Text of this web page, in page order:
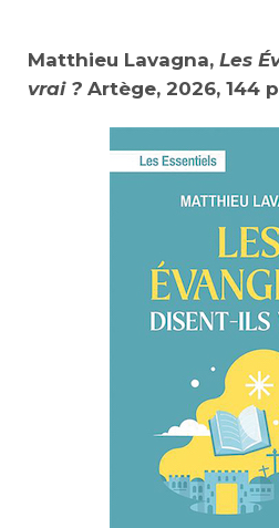
Matthieu Lavagna, Les
vrai ? Artège, 2026, 144